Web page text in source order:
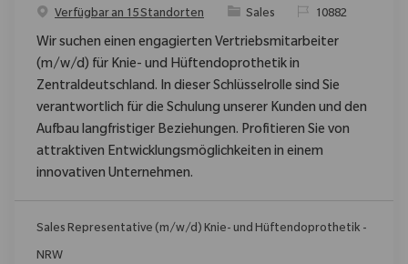
Verfügbar an 15 Standorten
Kategorie
Sales ReqId10882
Wir suchen einen engagierten Vertriebsmitarbeiter
(m/w/d) für Knie- und Hüftendoprothetik in
Zentraldeutschland. In dieser Schlüsselrolle sind Sie
verantwortlich für die Schulung unserer Kunden und den
Aufbau langfristiger Beziehungen. Profitieren Sie von
attraktiven Entwicklungsmöglichkeiten in einem
innovativen Unternehmen.
Sales Representative (m/w/d) Knie- und Hüftendoprothetik -
NRW